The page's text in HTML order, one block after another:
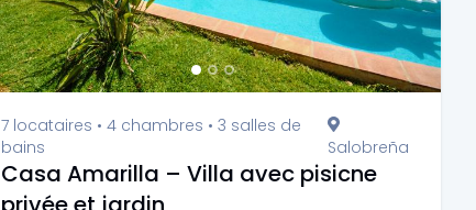
7 locataires • 4 chambres • 3 salles de
bains
Salobreña
Casa Amarilla – Villa avec pisicne